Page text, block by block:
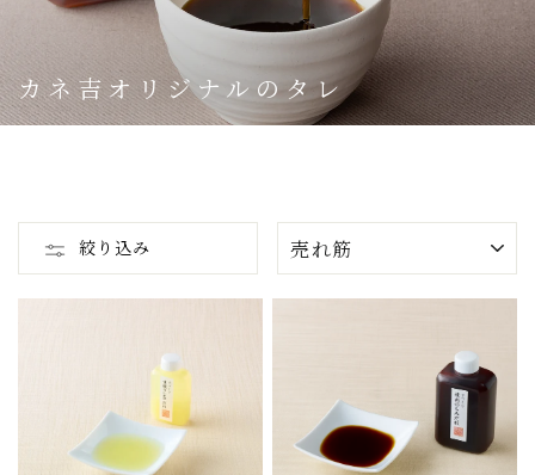
カネ吉オリジナルのタレ
絞り込み
び
替